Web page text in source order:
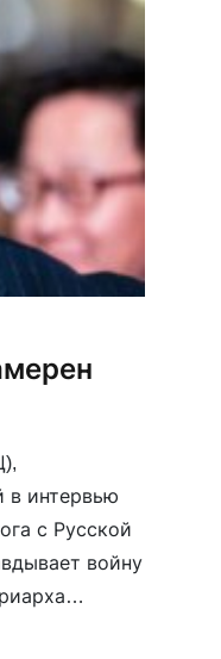
в интервью
с Русской
войну